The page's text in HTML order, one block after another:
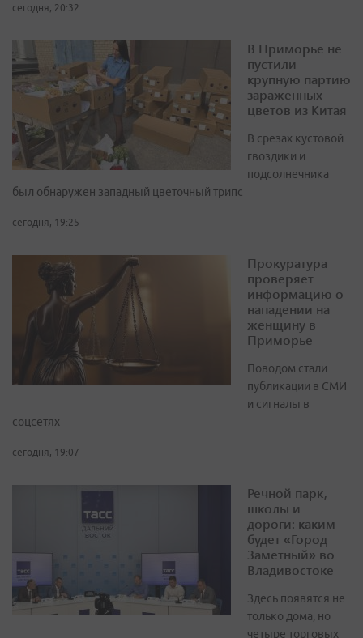
сегодня, 20:32
В Приморье не
пустили
крупную партию
зараженных
цветов из Китая
В срезах кустовой
гвоздики и
подсолнечника
был обнаружен западный цветочный трипс
сегодня, 19:25
Прокуратура
проверяет
информацию о
нападении на
женщину в
Приморье
Поводом стали
публикации в СМИ
и сигналы в
соцсетях
сегодня, 19:07
Речной парк,
школы и
дороги: каким
будет «Город
Заметный» во
Владивостоке
Здесь появятся не
только дома, но
четыре торговых